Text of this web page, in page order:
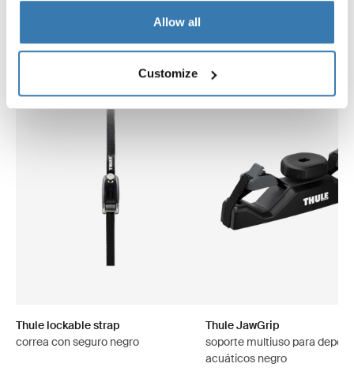
Allow all
Customize
Productos relacionados
Thule lockable strap
correa con seguro negro
Thule JawGrip
soporte multiuso para
acuáticos negro